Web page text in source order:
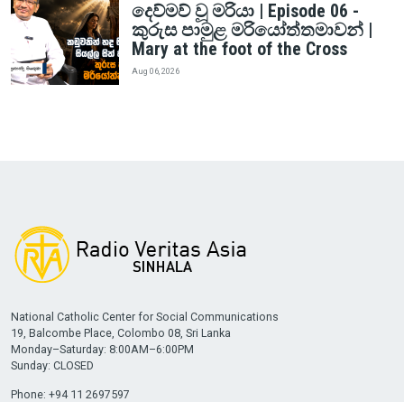
දෙව්මව් වූ මරියා | Episode 06 -
කුරුස පාමුළ මරියෝත්තමාවන් |
Mary at the foot of the Cross
Aug 06, 2026
National Catholic Center for Social Communications
19, Balcombe Place, Colombo 08, Sri Lanka
Monday–Saturday: 8:00AM–6:00PM
Sunday: CLOSED
Phone: +94 11 2697597